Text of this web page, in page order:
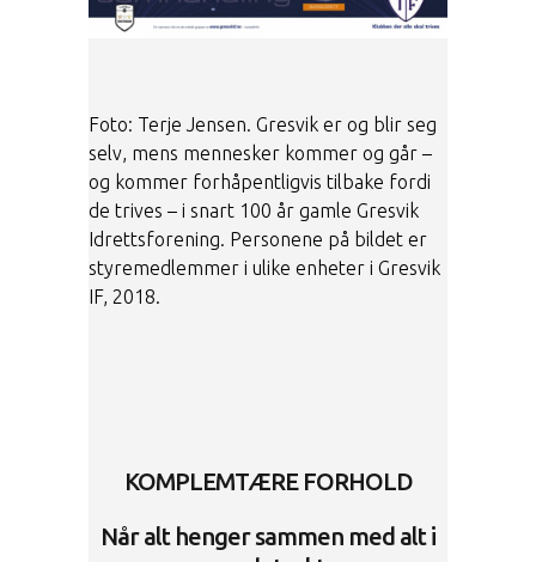
Foto: Terje Jensen. Gresvik er og blir seg
selv, mens mennesker kommer og går –
og kommer forhåpentligvis tilbake fordi
de trives – i snart 100 år gamle Gresvik
Idrettsforening. Personene på bildet er
styremedlemmer i ulike enheter i Gresvik
IF, 2018.
KOMPLEMTÆRE FORHOLD
Når alt henger sammen med alt i